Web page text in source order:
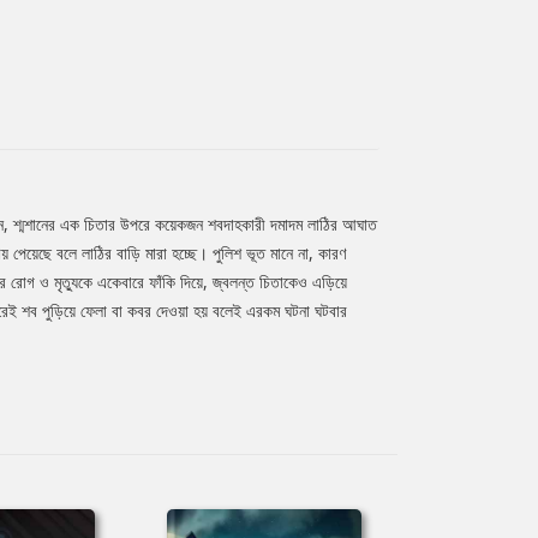
শ্মশানের এক চিতার উপরে কয়েকজন শবদাহকারী দমাদম লাঠির আঘাত
বলে লাঠির বাড়ি মারা হচ্ছে। পুলিশ ভূত মানে না, কারণ
রোগ ও মৃত্যুকে একেবারে ফাঁকি দিয়ে, জ্বলন্ত চিতাকেও এড়িয়ে
শব পুড়িয়ে ফেলা বা কবর দেওয়া হয় বলেই এরকম ঘটনা ঘটবার